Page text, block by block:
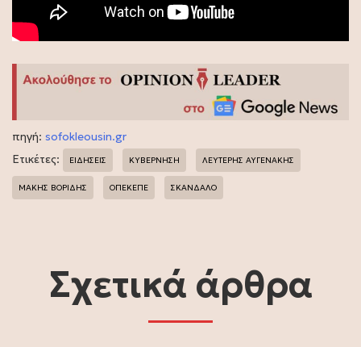
πηγή: sofokleousin.gr
Ετικέτες:
ΕΙΔΗΣΕΙΣ ΚΥΒΕΡΝΗΣΗ ΛΕΥΤΕΡΗΣ ΑΥΓΕΝΑΚΗΣ
ΜΑΚΗΣ ΒΟΡΙΔΗΣ ΟΠΕΚΕΠΕ ΣΚΑΝΔΑΛΟ
Σχετικά άρθρα